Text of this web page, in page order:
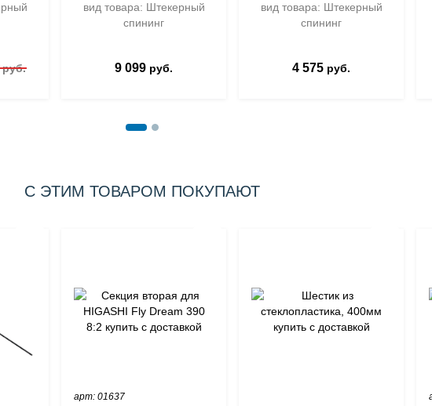
руб.
вид товара: Штекерный
спининг
9 099 руб.
вид товара: Штекерный
спининг
4 575 руб.
С ЭТИМ ТОВАРОМ ПОКУПАЮТ
арт: 01637